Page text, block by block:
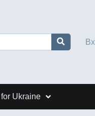
Ukraine